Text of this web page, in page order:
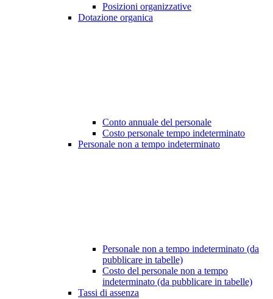
Posizioni organizzative
Dotazione organica
Conto annuale del personale
Costo personale tempo indeterminato
Personale non a tempo indeterminato
Personale non a tempo indeterminato (da
pubblicare in tabelle)
Costo del personale non a tempo
indeterminato (da pubblicare in tabelle)
Tassi di assenza